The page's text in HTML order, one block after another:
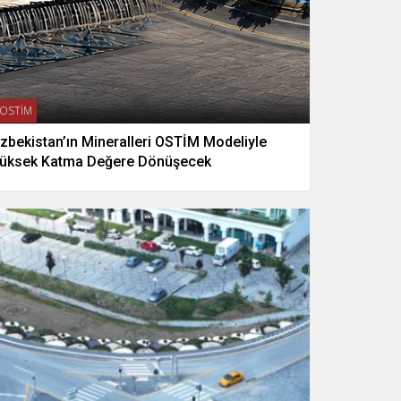
OSTİM
Mineralleri OSTİM Modeliyle
Katma Değere Dönüşecek